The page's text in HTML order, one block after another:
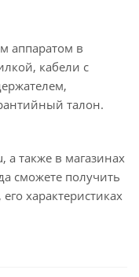
аппаратом в
кабели с
талон.
а также в магазинах
сможете получить
характеристиках